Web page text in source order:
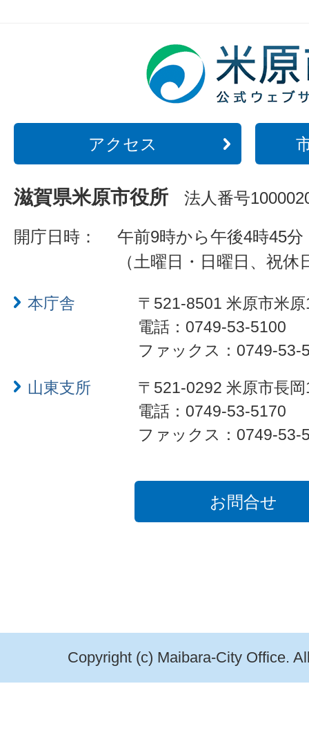
アクセス
滋賀県米原市役所 法人番号
開庁日時：
午前9時から午後4時45分
（土曜日・日曜日、祝
本庁舎
〒521-8501 米原市米
電話：0749-53-5100
ファックス：0749-53-
山東支所
〒521-0292 米原市長
電話：0749-53-5170
ファックス：0749-53-
お問合せ
Copyright (c) Maibara-City Office.